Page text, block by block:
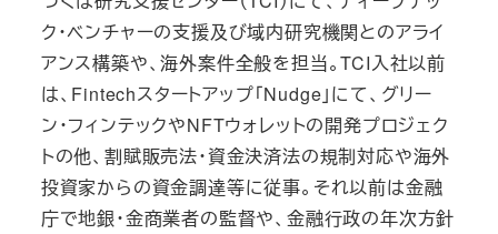
ク・ベンチャーの支援及び域内研究機関とのアライ
アンス構築や、海外案件全般を担当。TCI入社以前
は、Fintechスタートアップ「Nudge」にて、グリー
ン・フィンテックやNFTウォレットの開発プロジェク
トの他、割賦販売法・資金決済法の規制対応や海外
投資家からの資金調達等に従事。それ以前は金融
庁で地銀・金商業者の監督や、金融行政の年次方針